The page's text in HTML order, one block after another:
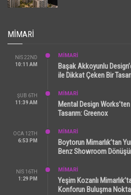
MIMARI
NIS 22ND
10:11 AM
MİMARİ
Başak Akkoyunlu
ile Dikkat Çeken Bir
ŞUB 6TH
11:39 AM
MİMARİ
Mental Design
Tasarım: Greenox
OCA 12TH
6:53 PM
MİMARİ
Boytorun Mimarlık’tan
Benz Showroom
NIS 16TH
1:29 PM
MİMARİ
Yeşim Kozanlı
Konforun Buluşma